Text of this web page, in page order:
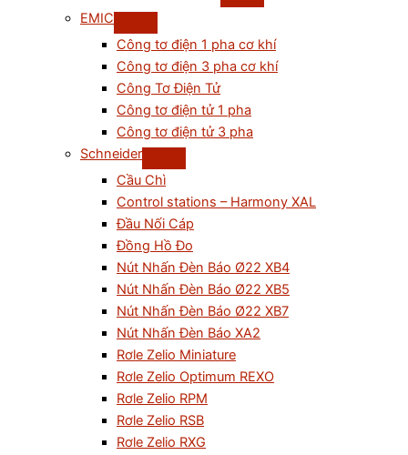
EMIC
Công tơ điện 1 pha cơ khí
Công tơ điện 3 pha cơ khí
Công Tơ Điện Tử
Công tơ điện tử 1 pha
Công tơ điện tử 3 pha
Schneider
Cầu Chì
Control stations – Harmony XAL
Đầu Nối Cáp
Đồng Hồ Đo
Nút Nhấn Đèn Báo Ø22 XB4
Nút Nhấn Đèn Báo Ø22 XB5
Nút Nhấn Đèn Báo Ø22 XB7
Nút Nhấn Đèn Báo XA2
Rơle Zelio Miniature
Rơle Zelio Optimum REXO
Rơle Zelio RPM
Rơle Zelio RSB
Rơle Zelio RXG